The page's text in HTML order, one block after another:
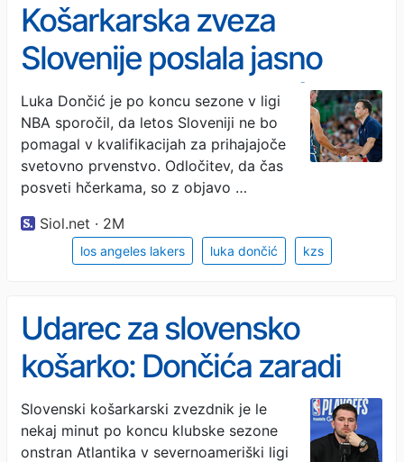
Košarkarska zveza
Slovenije poslala jasno
sporočilo Luki Dončiću
Luka Dončić je po koncu sezone v ligi
NBA sporočil, da letos Sloveniji ne bo
pomagal v kvalifikacijah za prihajajoče
svetovno prvenstvo. Odločitev, da čas
posveti hčerkama, so z objavo …
Siol.net · 2M
los angeles lakers luka dončić kzs
Udarec za slovensko
košarko: Dončića zaradi
hčerk ne bo v
reprezentanci
Slovenski košarkarski zvezdnik je le
nekaj minut po koncu klubske sezone
onstran Atlantika v severnoameriški ligi